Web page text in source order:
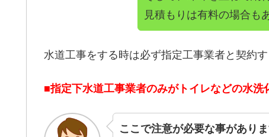
見積もりは有料の場合も
水道工事をする時は必ず指定工事業者と契約す
■指定下水道工事業者のみがトイレなどの水洗
ここで注意が必要な事がありま